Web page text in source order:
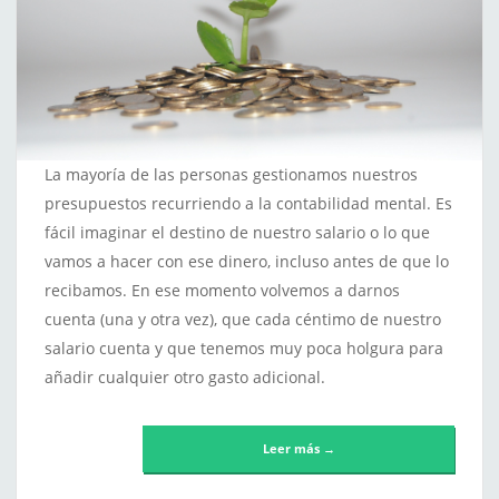
La mayoría de las personas gestionamos nuestros
presupuestos recurriendo a la contabilidad mental. Es
fácil imaginar el destino de nuestro salario o lo que
vamos a hacer con ese dinero, incluso antes de que lo
recibamos. En ese momento volvemos a darnos
cuenta (una y otra vez), que cada céntimo de nuestro
salario cuenta y que tenemos muy poca holgura para
añadir cualquier otro gasto adicional.
Leer más →